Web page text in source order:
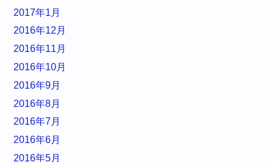
2017年1月
2016年12月
2016年11月
2016年10月
2016年9月
2016年8月
2016年7月
2016年6月
2016年5月